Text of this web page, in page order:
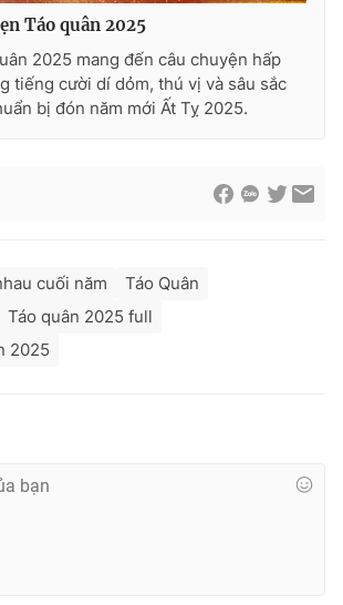
Táo quân 2025
2025 mang đến câu chuyện hấp
tiếng cười dí dỏm, thú vị và sâu sắc
bị đón năm mới Ất Tỵ 2025.
cuối năm
Táo Quân
Táo quân 2025 full
2025